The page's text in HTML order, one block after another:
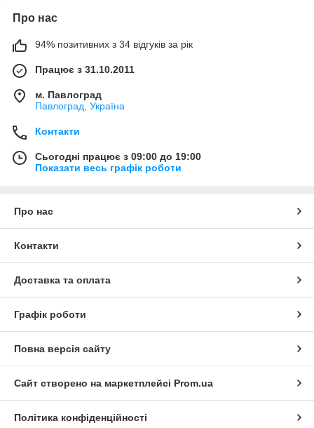
Про нас
94% позитивних з 34 відгуків за рік
Працює з 31.10.2011
м. Павлоград
Павлоград, Україна
Контакти
Сьогодні працює з 09:00 до 19:00
Показати весь графік роботи
Про нас
Контакти
Доставка та оплата
Графік роботи
Повна версія сайту
Сайт створено на маркетплейсі Prom.ua
Політика конфіденційності